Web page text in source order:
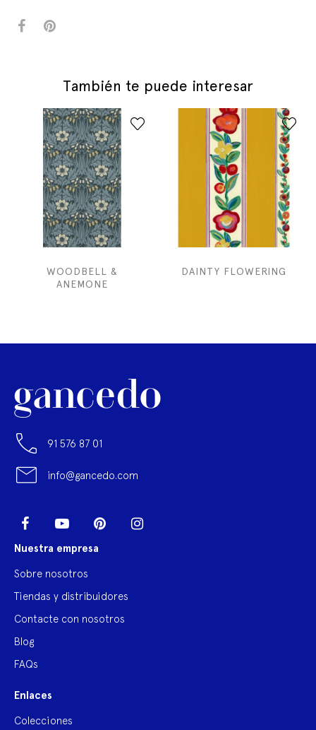
También te puede interesar
WOODBELL &
ANEMONE
DAINTY FLOWERING
91 576 87 01
info@gancedo.com
Facebook YouTube Pinterest
Nuestra empresa
Sobre nosotros
Tiendas y distribuidores
Contacte con nosotros
Blog
FAQs
Enlaces
Colecciones